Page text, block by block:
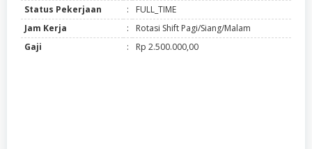
Status Pekerjaan
:
FULL_TIME
Jam Kerja
:
Rotasi Shift Pagi/Siang/Malam
Gaji
: Rp 2.500.000,00